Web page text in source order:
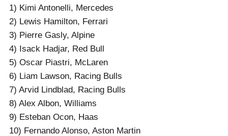
1) Kimi Antonelli, Mercedes
2) Lewis Hamilton, Ferrari
3) Pierre Gasly, Alpine
4) Isack Hadjar, Red Bull
5) Oscar Piastri, McLaren
6) Liam Lawson, Racing Bulls
7) Arvid Lindblad, Racing Bulls
8) Alex Albon, Williams
9) Esteban Ocon, Haas
10) Fernando Alonso, Aston Martin